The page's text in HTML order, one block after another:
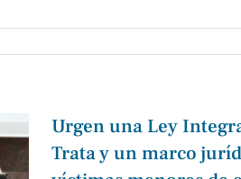
Urgen una Ley
Trata y un marco